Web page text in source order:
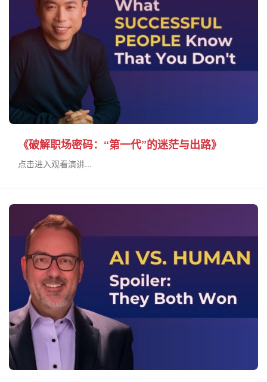
《破解职场密码：“第一代”的迷茫与出路》
点击进入观看演讲...